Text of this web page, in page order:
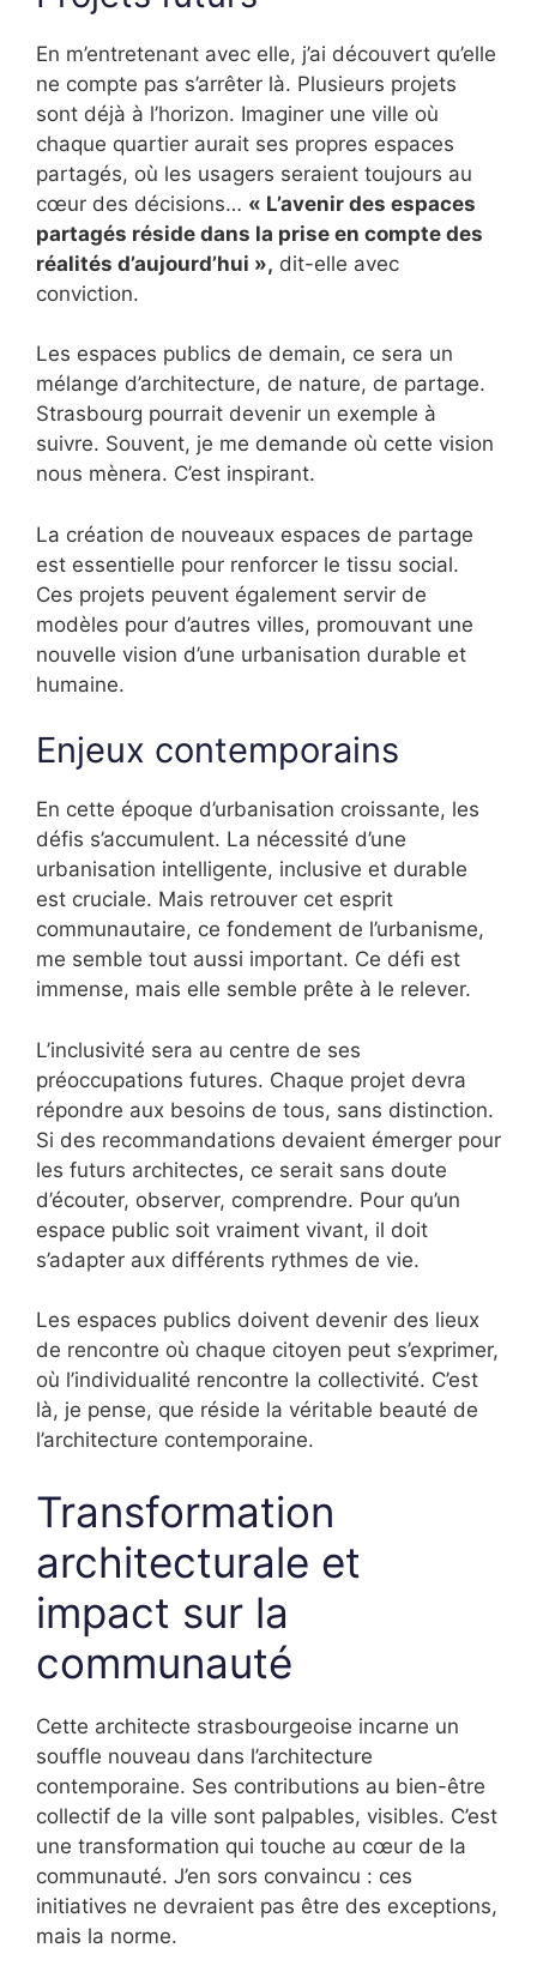
En m’entretenant avec elle, j’ai découvert qu’elle
ne compte pas s’arrêter là. Plusieurs projets
sont déjà à l’horizon. Imaginer une ville où
chaque quartier aurait ses propres espaces
partagés, où les usagers seraient toujours au
cœur des décisions… « L’avenir des espaces
partagés réside dans la prise en compte des
réalités d’aujourd’hui », dit-elle avec
conviction.
Les espaces publics de demain, ce sera un
mélange d’architecture, de nature, de partage.
Strasbourg pourrait devenir un exemple à
suivre. Souvent, je me demande où cette vision
nous mènera. C’est inspirant.
La création de nouveaux espaces de partage
est essentielle pour renforcer le tissu social.
Ces projets peuvent également servir de
modèles pour d’autres villes, promouvant une
nouvelle vision d’une urbanisation durable et
humaine.
Enjeux contemporains
En cette époque d’urbanisation croissante, les
défis s’accumulent. La nécessité d’une
urbanisation intelligente, inclusive et durable
est cruciale. Mais retrouver cet esprit
communautaire, ce fondement de l’urbanisme,
me semble tout aussi important. Ce défi est
immense, mais elle semble prête à le relever.
L’inclusivité sera au centre de ses
préoccupations futures. Chaque projet devra
répondre aux besoins de tous, sans distinction.
Si des recommandations devaient émerger pour
les futurs architectes, ce serait sans doute
d’écouter, observer, comprendre. Pour qu’un
espace public soit vraiment vivant, il doit
s’adapter aux différents rythmes de vie.
Les espaces publics doivent devenir des lieux
de rencontre où chaque citoyen peut s’exprimer,
où l’individualité rencontre la collectivité. C’est
là, je pense, que réside la véritable beauté de
l’architecture contemporaine.
Transformation
architecturale et
impact sur la
communauté
Cette architecte strasbourgeoise incarne un
souffle nouveau dans l’architecture
contemporaine. Ses contributions au bien-être
collectif de la ville sont palpables, visibles. C’est
une transformation qui touche au cœur de la
communauté. J’en sors convaincu : ces
initiatives ne devraient pas être des exceptions,
mais la norme.